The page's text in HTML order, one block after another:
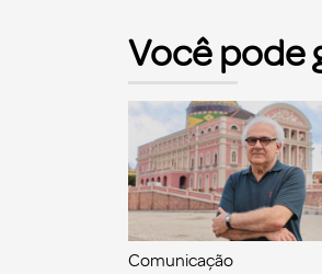
Você pode
Comunicação